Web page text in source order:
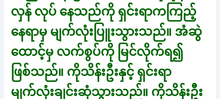
လှန် လုပ် နေသည်ကို ရှင်းရာကကြည့်
နေရာမှ မျက်လုံးပြူးသွားသည်။ အံဆွဲ
ထောင့်မှ လက်စွပ်ကို မြင်လိုက်ရ၍
ဖြစ်သည်။ ကိုသိန်းဦးနှင့် ရှင်းရာ
မျက်လုံးချင်းဆုံသွားသည်။ ကိုသိန်းဦး